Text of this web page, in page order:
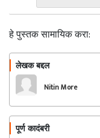
हे पुस्तक सामायिक करा:
लेखक बद्दल
Nitin More
पूर्ण कादंबरी